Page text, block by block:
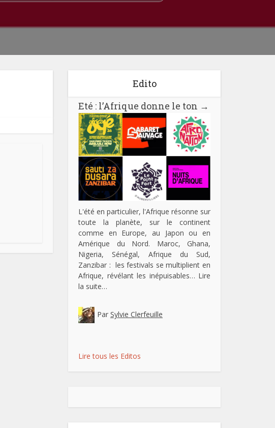
Edito
Eté : l’Afrique donne le ton →
L'été en particulier, l'Afrique résonne sur
toute la planète, sur le continent
comme en Europe, au Japon ou en
Amérique du Nord. Maroc, Ghana,
Nigeria, Sénégal, Afrique du Sud,
Zanzibar : les festivals se multiplient en
Afrique, révélant les inépuisables… Lire
la suite…
Par Sylvie Clerfeuille
Lire tous les Editos